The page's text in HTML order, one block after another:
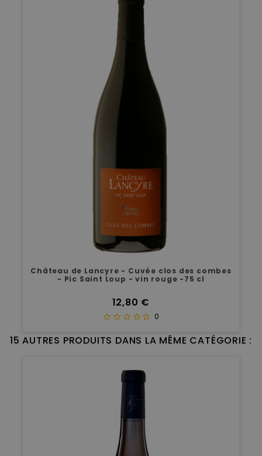
Château de Lancyre - Cuvée clos des combes
- Pic Saint Loup - vin rouge -75 cl
Prix
12,80 €
0
15 AUTRES PRODUITS DANS LA MÊME CATÉGORIE :